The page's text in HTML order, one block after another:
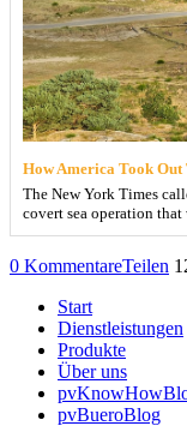
How America Took
The New York Times
covert sea operation
0 KommentareTeilen
Start
Dienstleistungen
Produkte
Über uns
pvBueroBlog